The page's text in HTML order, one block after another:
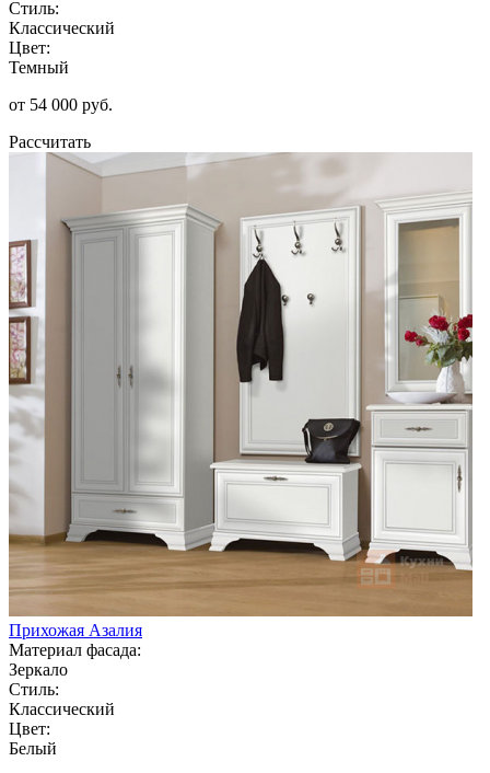
Стиль:
Классический
Цвет:
Темный
от 54 000 руб.
Рассчитать
Прихожая Азалия
Материал фасада:
Зеркало
Стиль:
Классический
Цвет:
Белый